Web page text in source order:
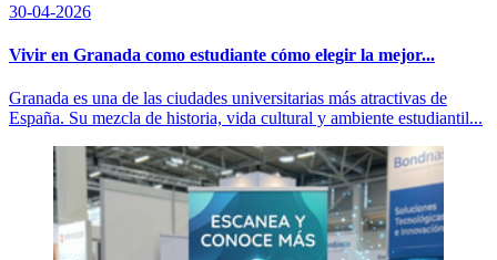
30-04-2026
Vivir en Granada como estudiante cómo elegir la mejor...
Granada es una de las ciudades universitarias más atractivas de
España. Su mezcla de historia, vida cultural y ambiente estudiantil...